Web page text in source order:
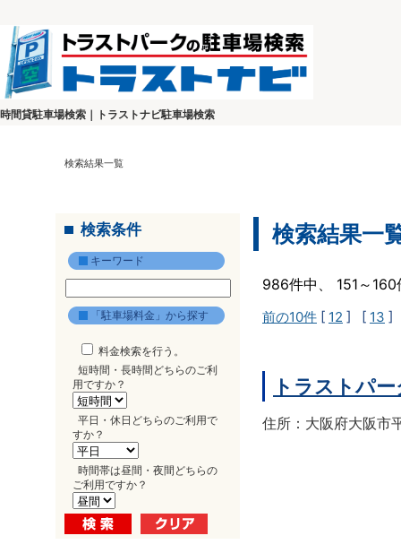
時間貸駐車場検索｜トラストナビ駐車場検索
検索結果一覧
検索条件
キーワード
「駐車場料金」から探す
料金検索を行う。
短時間・長時間どちらのご利
用ですか？
平日・休日どちらのご利用で
すか？
時間帯は昼間・夜間どちらの
ご利用ですか？
検索結果一
986件中、 151～
前の10件 [ 12 ] [ 13 ]
トラストパ
住所：大阪府大阪市